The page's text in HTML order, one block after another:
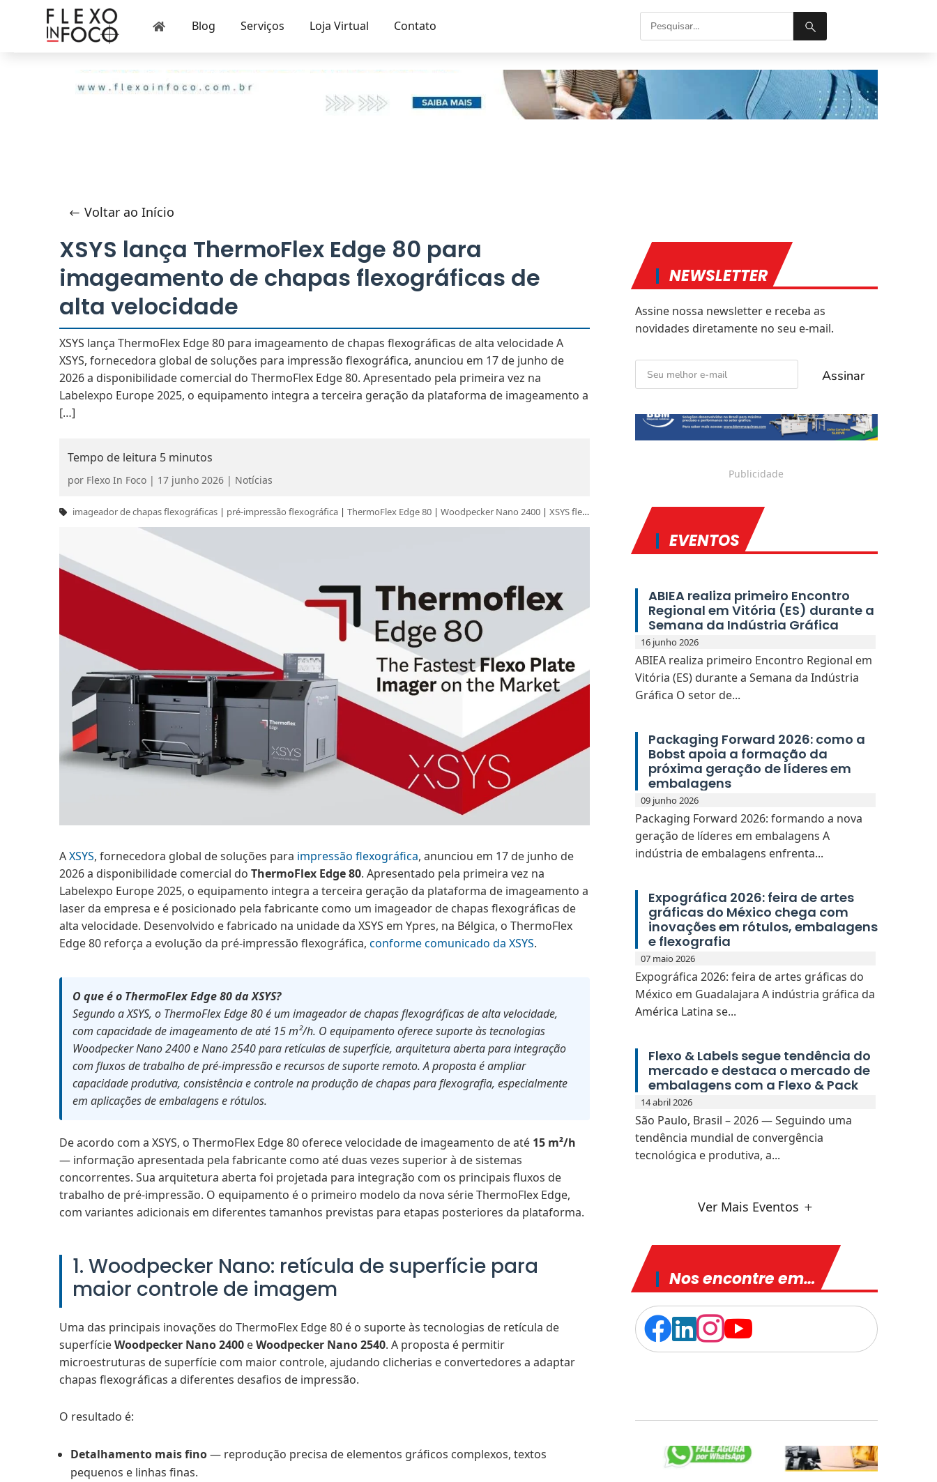
 Blog Serviços Loja Virtual Contato
Voltar ao Início
XSYS lança ThermoFlex Edge 80 para
imageamento de chapas flexográficas de
alta velocidade
XSYS lança ThermoFlex Edge 80 para imageamento de chapas flexográficas de alta velocidade A
XSYS, fornecedora global de soluções para impressão flexográfica, anunciou em 17 de junho de
2026 a disponibilidade comercial do ThermoFlex Edge 80. Apresentado pela primeira vez na
Labelexpo Europe 2025, o equipamento integra a terceira geração da plataforma de imageamento a
[…]
por Flexo In Foco | 17 junho 2026 | Notícias
imageador de chapas flexográficas | pré-impressão flexográfica |ThermoFlex Edge 80 |Woodpecker Nano 2400 |XSYS flexografia
AXSYS, fornecedora global de soluções para impressão flexográfica, anunciou em 17 de junho de
2026 a disponibilidade comercial doThermoFlex Edge 80. Apresentado pela primeira vez na
Labelexpo Europe 2025, o equipamento integra a terceira geração da plataforma de imageamento a
laser da empresa e é posicionado pela fabricante como um imageador de chapas flexográficas de
alta velocidade. Desenvolvido e fabricado na unidade da XSYS em Ypres, na Bélgica, o ThermoFlex
Edge 80 reforça a evolução da pré-impressão flexográfica,conforme comunicado da XSYS.
O que é o ThermoFlex Edge 80 da XSYS?
Segundo a XSYS, o ThermoFlex Edge 80 é um imageador de chapas flexográficas de alta velocidade,
com capacidade de imageamento de até 15 m²/h. O equipamento oferece suporte às tecnologias
Woodpecker Nano 2400 e Nano 2540 para retículas de superfície, arquitetura aberta para integração
com fluxos de trabalho de pré-impressão e recursos de suporte remoto. A proposta é ampliar
capacidade produtiva, consistência e controle na produção de chapas para flexografia, especialmente
em aplicações de embalagens e rótulos.
De acordo com a XSYS, o ThermoFlex Edge 80 oferece velocidade de imageamento de até 15 m²/h
— informação apresentada pela fabricante como até duas vezes superior à de sistemas
concorrentes. Sua arquitetura aberta foi projetada para integração com os principais fluxos de
trabalho de pré-impressão. O equipamento é o primeiro modelo da nova série ThermoFlex Edge,
com variantes adicionais em diferentes tamanhos previstas para etapas posteriores da plataforma.
1. Woodpecker Nano: retícula de superfície para
maior controle de imagem
Uma das principais inovações do ThermoFlex Edge 80 é o suporte às tecnologias de retícula de
superfícieWoodpecker Nano 2400 eWoodpecker Nano 2540. A proposta é permitir
microestruturas de superfície com maior controle, ajudando clicherias e convertedores a adaptar
chapas flexográficas a diferentes desafios de impressão.
O resultado é:
Detalhamento mais fino— reprodução precisa de elementos gráficos complexos, textos
pequenos e linhas finas.
NEWSLETTER
Assine nossa newsletter e receba as
novidades diretamente no seu e-mail.
EVENTOS
ABIEA realiza primeiro Encontro
Regional em Vitória (ES) durante a
Semana da Indústria Gráfica
16 junho 2026
ABIEA realiza primeiro Encontro Regional em
Vitória (ES) durante a Semana da Indústria
Gráfica O setor de...
Packaging Forward 2026: como a
Bobst apoia a formação da
próxima geração de líderes em
embalagens
09 junho 2026
Packaging Forward 2026: formando a nova
geração de líderes em embalagens A
indústria de embalagens enfrenta...
Expográfica 2026: feira de artes
gráficas do México chega com
inovações em rótulos, embalagens
e flexografia
07 maio 2026
Expográfica 2026: feira de artes gráficas do
México em Guadalajara A indústria gráfica da
América Latina se...
Flexo & Labels segue tendência do
mercado e destaca o mercado de
embalagens com a Flexo & Pack
14 abril 2026
São Paulo, Brasil – 2026 — Seguindo uma
tendência mundial de convergência
tecnológica e produtiva, a...
Ver Mais Eventos
Nos encontre em…
